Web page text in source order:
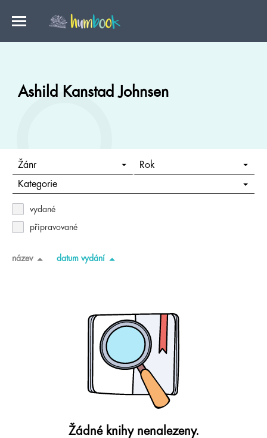
Ashild Kanstad Johnsen
Žánr Rok
Kategorie
vydané
připravované
název datum vydání
Žádné knihy nenalezeny.